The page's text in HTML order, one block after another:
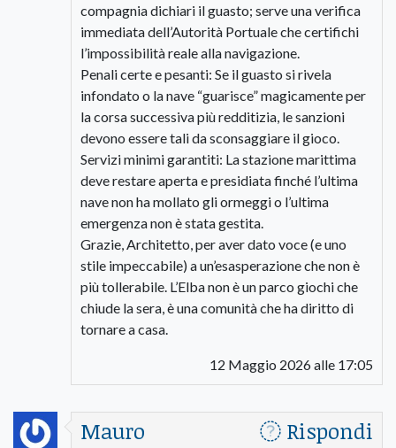
compagnia dichiari il guasto; serve una verifica
immediata dell’Autorità Portuale che certifichi
l’impossibilità reale alla navigazione.
​Penali certe e pesanti: Se il guasto si rivela
infondato o la nave “guarisce” magicamente per
la corsa successiva più redditizia, le sanzioni
devono essere tali da sconsaggiare il gioco.
​Servizi minimi garantiti: La stazione marittima
deve restare aperta e presidiata finché l’ultima
nave non ha mollato gli ormeggi o l’ultima
emergenza non è stata gestita.
​Grazie, Architetto, per aver dato voce (e uno
stile impeccabile) a un’esasperazione che non è
più tollerabile. L’Elba non è un parco giochi che
chiude la sera, è una comunità che ha diritto di
tornare a casa.
12 Maggio 2026 alle 17:05
Mauro Rispondi